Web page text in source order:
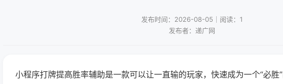
发布时间：2026-08-05｜阅读：1
发布者：递广网
小程序打牌提高胜率辅助是一款可以让一直输的玩家，快速成为一个“必胜